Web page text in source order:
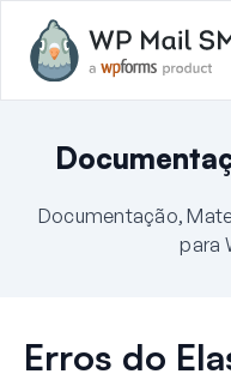
Documentação,
para
Erros do